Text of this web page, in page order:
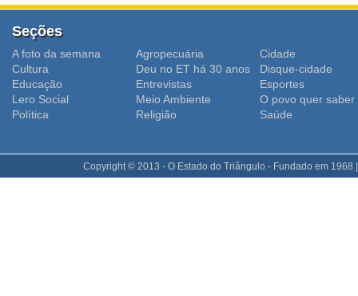
Seções
A foto da semana Agropecuária
Cidade
Cultura
Deu no ET há 30 anos
Disque-cidade
Educação
Entrevistas
Esportes
Lero Social
Meio Ambiente
O povo quer saber
Polí­tica
Religião Saúde
Copyright © 2013 - O Estado do Triângulo - Fundado em